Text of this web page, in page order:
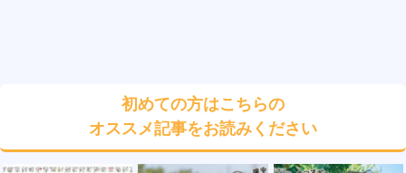
初めての方はこちらの
オススメ記事をお読みください